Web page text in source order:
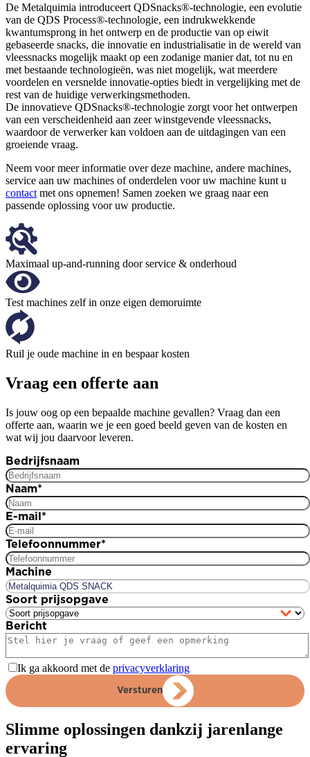
De Metalquimia introduceert QDSnacks®-technologie, een evolutie
van de QDS Process®-technologie, een indrukwekkende
kwantumsprong in het ontwerp en de productie van op eiwit
gebaseerde snacks, die innovatie en industrialisatie in de wereld van
vleessnacks mogelijk maakt op een zodanige manier dat, tot nu en
met bestaande technologieën, was niet mogelijk, wat meerdere
voordelen en versnelde innovatie-opties biedt in vergelijking met de
rest van de huidige verwerkingsmethoden.
De innovatieve QDSnacks®-technologie zorgt voor het ontwerpen
van een verscheidenheid aan zeer winstgevende vleessnacks,
waardoor de verwerker kan voldoen aan de uitdagingen van een
groeiende vraag.
Neem voor meer informatie over deze machine, andere machines,
service aan uw machines of onderdelen voor uw machine kunt u
contact met ons opnemen! Samen zoeken we graag naar een
passende oplossing voor uw productie.
Maximaal up-and-running door service & onderhoud
Test machines zelf in onze eigen demoruimte
Ruil je oude machine in en bespaar kosten
Vraag een offerte aan
Is jouw oog op een bepaalde machine gevallen? Vraag dan een
offerte aan, waarin we je een goed beeld geven van de kosten en
wat wij jou daarvoor leveren.
Bedrijfsnaam
Naam*
E-mail*
Telefoonnummer*
Machine
Soort prijsopgave
Bericht
Ik ga akkoord met de privacyverklaring
Versturen
Slimme oplossingen dankzij jarenlange
ervaring